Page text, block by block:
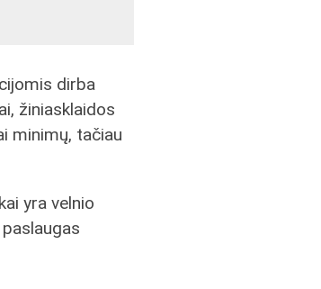
dirba
žiniasklaidos
minimų, tačiau
yra velnio